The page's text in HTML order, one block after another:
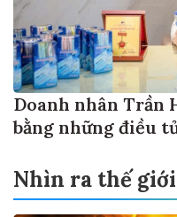
Doanh nhân Trần
bằng những điều
Nhìn ra thế giới